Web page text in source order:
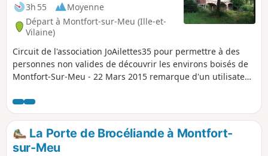
3h 55
Moyenne
Départ à Montfort-sur-Meu (Ille-et-
Vilaine)
Circuit de l'association JoAilettes35 pour permettre à des
personnes non valides de découvrir les environs boisés de
Montfort-Sur-Meu - 22 Mars 2015 remarque d'un utilisateur
car la forêt du bois du buisson est privée, il y a maintenant
des >panneaux d'interdiction d'entrée partout.
La Porte de Brocéliande à Montfort-
sur-Meu